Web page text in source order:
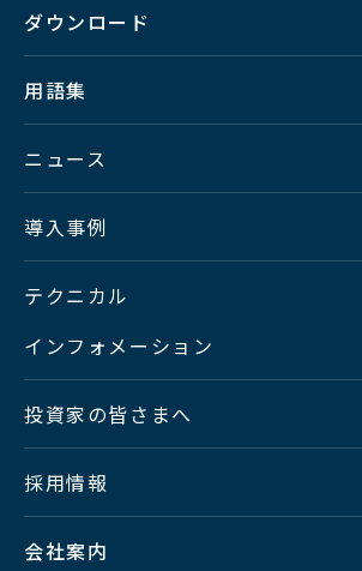
オプション
アダプタ、
チ、ズームレン
＊、IP ENCODER
＊DVIボード、IPエンコーダボードは同時に実装することはできま
ダウンロード
用語集
ニュース
導入事例
テクニカル
インフォメーション
投資家の皆さまへ
採用情報
会社案内